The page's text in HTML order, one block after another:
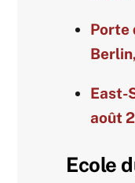
Porte
East-
août
Ecole